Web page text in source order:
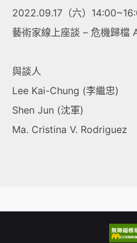
2022.09.17（六）
藝術家線上座談 – 危機歸檔
與談人
Lee Kai-Chung (李繼忠)
Shen Jun (沈軍)
Ma. Cristina V. Rodriguez